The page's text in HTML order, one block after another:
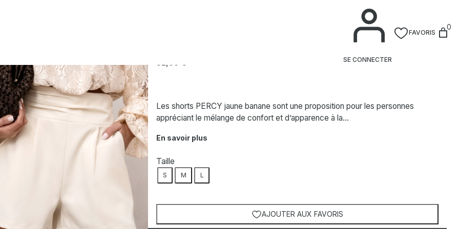
SE CONNECTER
FAVORIS
0
52,00 €
Les shorts PERCY jaune banane sont une proposition pour les personnes
appréciant le mélange de confort et d’apparence à la…
En savoir plus
Taille
S M L
AJOUTER AUX FAVORIS